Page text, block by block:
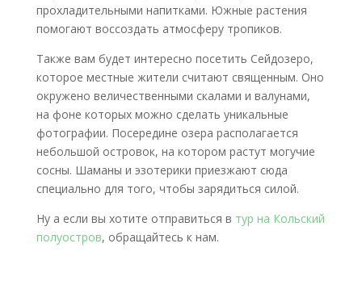
прохладительными напитками. Южные растения
помогают воссоздать атмосферу тропиков.
Также вам будет интересно посетить Сейдозеро,
которое местные жители считают священным. Оно
окружено величественными скалами и валунами,
на фоне которых можно сделать уникальные
фотографии. Посередине озера располагается
небольшой островок, на котором растут могучие
сосны. Шаманы и эзотерики приезжают сюда
специально для того, чтобы зарядиться силой.
Ну а если вы хотите отправиться в тур на Кольский
полуостров, обращайтесь к нам.